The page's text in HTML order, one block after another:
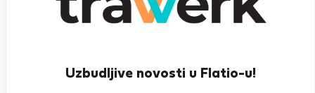
Uzbudljive novosti u Flatio-u!
Tanja S.